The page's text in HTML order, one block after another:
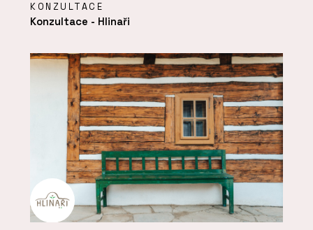
KONZULTACE
Konzultace - Hlinaři